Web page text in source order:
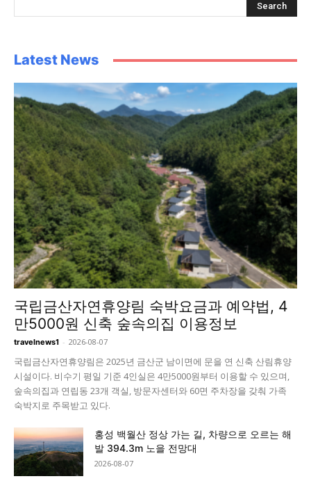
Latest News
국립금산자연휴양림 숙박요금과 예약법, 4
만5000원 신축 숲속의집 이용정보
travelnews1 - 2026-08-07
국립금산자연휴양림은 2025년 금산군 남이면에 문을 연 신축 산림휴양
시설이다. 비수기 평일 기준 4인실은 4만5000원부터 이용할 수 있으며,
숲속의집과 연립동 23개 객실, 방문자센터와 60면 주차장을 갖춰 가족
숙박지로 주목받고 있다.
홍성 백월산 정상 가는 길, 차량으로 오르는 해
발 394.3m 노을 전망대
2026-08-07